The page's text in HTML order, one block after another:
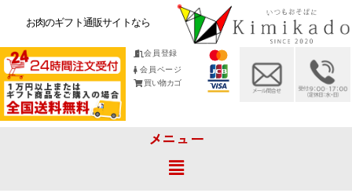
お肉のギフト通販サイトなら
会員登録
会員ページ
買い物カゴ
メニュー